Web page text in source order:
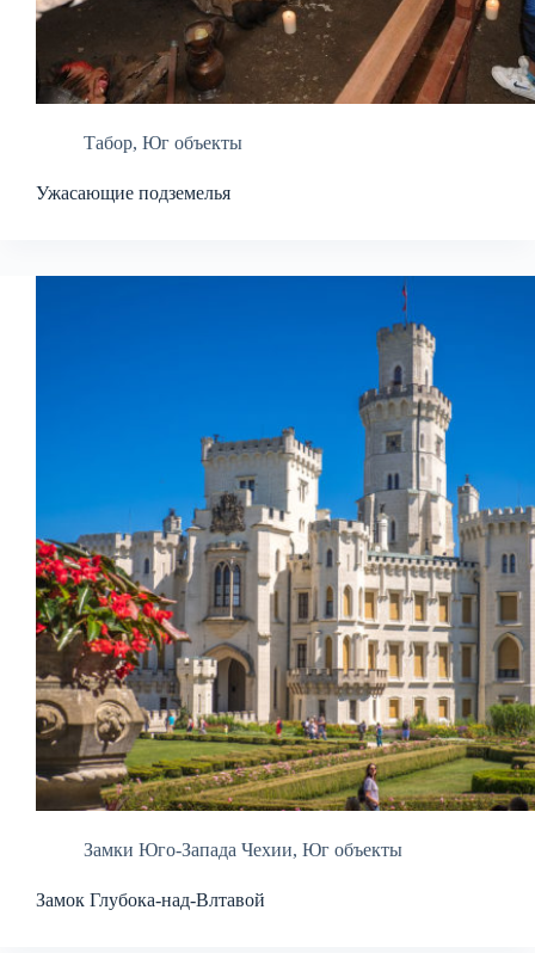
Табор, Юг объекты
Ужасающие подземелья
Замки Юго-Запада Чехии, Юг объекты
Замок Глубока-над-Влтавой